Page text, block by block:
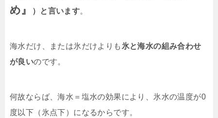
め』
）と言います。
海水だけ、または氷だけよりも 氷と海水の組み合わせ
が良いのです。
何故ならば、海水＝塩水の効果により、氷水の温度が0
度以下（氷点下）になるからです。